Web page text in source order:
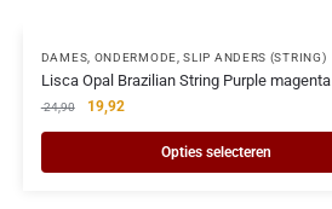
DAMES ONDERMODE ,SLIP ANDERS (STRING)
Lisca Opal Brazilian String Purple magenta
24,90 19,92
Opties selecteren